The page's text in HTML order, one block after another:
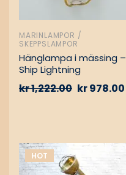
MARINLAMPOR /
SKEPPSLAMPOR
Hänglampa i mässing –
Ship Lightning
kr1,222.00 kr978.00
HOT